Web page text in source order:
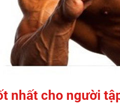
nhất cho người